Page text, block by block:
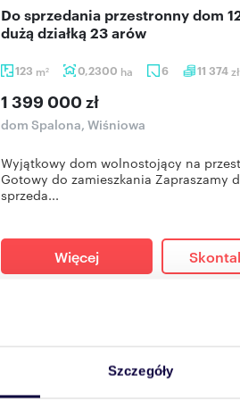
Szczegóły
123 m2 0,2300 ha 6 11 374
Do sprzedania przestronny dom 123 m² z garażem i
dużą działką 23 arów
1 399 000 zł
dom Spalona, Wiśniowa
Wyjątkowy dom wolnostojący na
Gotowy do zamieszkania Zapraszamy
sprzeda...
Więcej
zł/m